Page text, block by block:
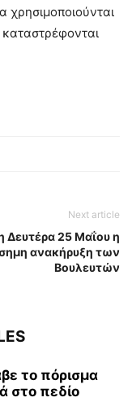
χρησιμοποιούνται
Next article
Δευτέρα 25 Μαΐου η
ανακήρυξη των
Βουλευτών
το πόρισμα
στο πεδίο